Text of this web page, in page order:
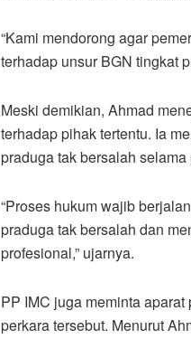
“Kami mendorong agar
terhadap unsur BGN tingkat
Meski demikian, Ahmad
terhadap pihak tertentu. Ia
praduga tak bersalah
“Proses hukum wajib
praduga tak bersalah dan
profesional,” ujarnya.
PP IMC juga meminta
perkara tersebut. Menurut